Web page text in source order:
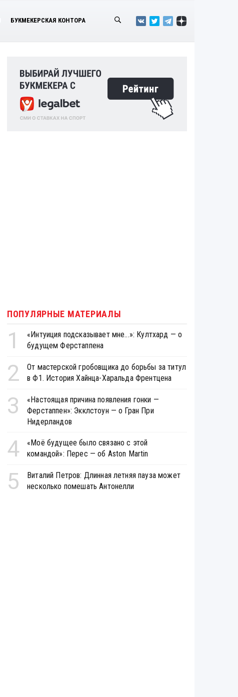
БУКМЕКЕРСКАЯ КОНТОРА
ПОПУЛЯРНЫЕ МАТЕРИАЛЫ
1
«Интуиция подсказывает мне...»: Култхард — о
будущем Ферстаппена
2
От мастерской гробовщика до борьбы за титул
в Ф1. История Хайнца-Харальда Френтцена
3
«Настоящая причина появления гонки —
Ферстаппен»: Экклстоун — о Гран При
Нидерландов
4
«Моё будущее было связано с этой
командой»: Перес — об Aston Martin
5
Виталий Петров: Длинная летняя пауза может
несколько помешать Антонелли